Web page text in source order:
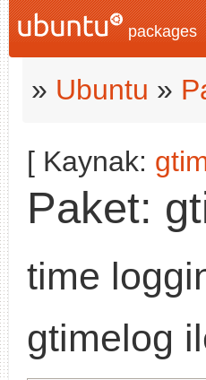
packages
» Ubuntu »
[ Kaynak:
Paket:
time
gtimelog